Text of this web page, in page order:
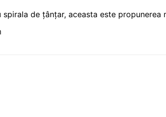
de țânțar, aceasta este propunerea